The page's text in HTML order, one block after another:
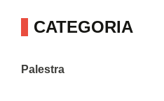
CATEGORIA
Palestra